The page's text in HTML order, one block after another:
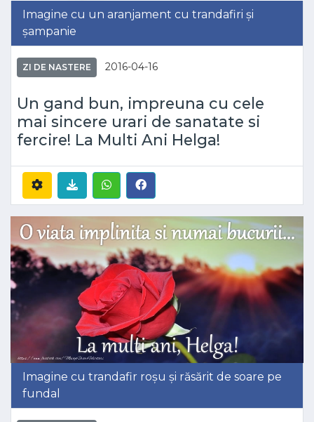
Imagine cu un aranjament cu trandafiri și
șampanie
ZI DE NASTERE 2016-04-16
Un gand bun, impreuna cu cele
mai sincere urari de sanatate si
fercire! La Multi Ani Helga!
Imagine cu trandafir roșu și răsărit de soare pe
fundal